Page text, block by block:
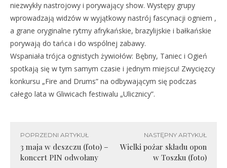
niezwykły nastrojowy i porywający show. Występy grupy
wprowadzają widzów w wyjątkowy nastrój fascynacji ogniem ,
a grane oryginalne rytmy afrykańskie, brazylijskie i bałkańskie
porywają do tańca i do wspólnej zabawy.
Wspaniała trójca ognistych żywiołów: Bębny, Taniec i Ogień
spotkają się w tym samym czasie i jednym miejscu! Zwycięzcy
konkursu „Fire and Drums” na odbywającym się podczas
całego lata w Gliwicach festiwalu „Ulicznicy”.
POPRZEDNI ARTYKUŁ
3 maja w deszczu (foto) –
koncert PIN odwołany
NASTĘPNY ARTYKUŁ
Wielki pożar składu opon
w Toszku (foto)